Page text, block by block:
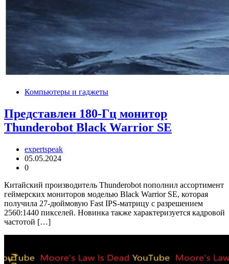
Компьютеры и гаджеты
Представлен 180-Гц монитор
Thunderobot Black Warrior SE
expertspeak
05.05.2024
0
Китайский производитель Thunderobot пополнил ассортимент
геймерских мониторов моделью Black Warrior SE, которая
получила 27-дюймовую Fast IPS-матрицу с разрешением
2560:1440 пикселей. Новинка также характеризуется кадровой
частотой […]